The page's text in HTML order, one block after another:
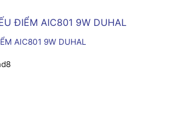
AIC801 9W DUHAL